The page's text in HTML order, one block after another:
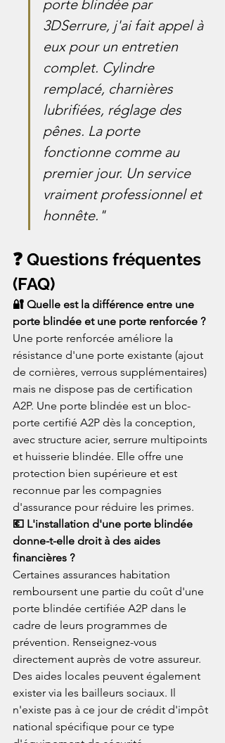
porte blindée par
3DSerrure, j'ai fait appel à
eux pour un entretien
complet. Cylindre
remplacé, charnières
lubrifiées, réglage des
pênes. La porte
fonctionne comme au
premier jour. Un service
vraiment professionnel et
honnête."
❓ Questions fréquentes
(FAQ)
🔐 Quelle est la différence entre une
porte blindée et une porte renforcée ?
Une porte renforcée améliore la
résistance d'une porte existante (ajout
de cornières, verrous supplémentaires)
mais ne dispose pas de certification
A2P. Une porte blindée est un bloc-
porte certifié A2P dès la conception,
avec structure acier, serrure multipoints
et huisserie blindée. Elle offre une
protection bien supérieure et est
reconnue par les compagnies
d'assurance pour réduire les primes.
💶 L'installation d'une porte blindée
donne-t-elle droit à des aides
financières ?
Certaines assurances habitation
remboursent une partie du coût d'une
porte blindée certifiée A2P dans le
cadre de leurs programmes de
prévention. Renseignez-vous
directement auprès de votre assureur.
Des aides locales peuvent également
exister via les bailleurs sociaux. Il
n'existe pas à ce jour de crédit d'impôt
national spécifique pour ce type